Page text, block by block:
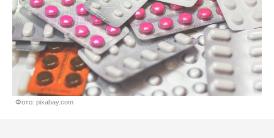
Фото: pixabay.com